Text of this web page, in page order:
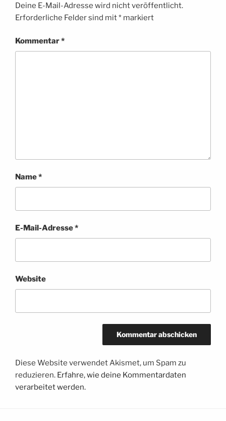
Deine E-Mail-Adresse wird nicht veröffentlicht.
Erforderliche Felder sind mit* markiert
Kommentar*
Name*
E-Mail-Adresse*
Website
Diese Website verwendet Akismet, um Spam zu
reduzieren. Erfahre, wie deine Kommentardaten
verarbeitet werden.